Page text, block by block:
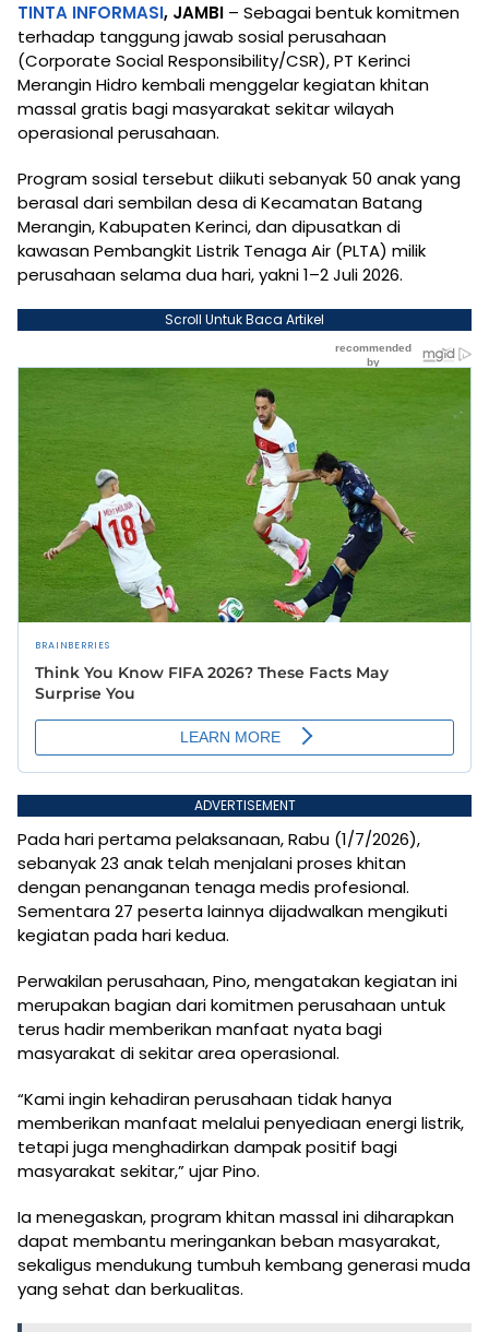
TINTA INFORMASI, JAMBI – Sebagai bentuk komitmen
terhadap tanggung jawab sosial perusahaan
(Corporate Social Responsibility/CSR), PT Kerinci
Merangin Hidro kembali menggelar kegiatan khitan
massal gratis bagi masyarakat sekitar wilayah
operasional perusahaan.
Program sosial tersebut diikuti sebanyak 50 anak yang
berasal dari sembilan desa di Kecamatan Batang
Merangin, Kabupaten Kerinci, dan dipusatkan di
kawasan Pembangkit Listrik Tenaga Air (PLTA) milik
perusahaan selama dua hari, yakni 1–2 Juli 2026.
Scroll Untuk Baca Artikel
ADVERTISEMENT
Pada hari pertama pelaksanaan, Rabu (1/7/2026),
sebanyak 23 anak telah menjalani proses khitan
dengan penanganan tenaga medis profesional.
Sementara 27 peserta lainnya dijadwalkan mengikuti
kegiatan pada hari kedua.
Perwakilan perusahaan, Pino, mengatakan kegiatan ini
merupakan bagian dari komitmen perusahaan untuk
terus hadir memberikan manfaat nyata bagi
masyarakat di sekitar area operasional.
“Kami ingin kehadiran perusahaan tidak hanya
memberikan manfaat melalui penyediaan energi listrik,
tetapi juga menghadirkan dampak positif bagi
masyarakat sekitar,” ujar Pino.
Ia menegaskan, program khitan massal ini diharapkan
dapat membantu meringankan beban masyarakat,
sekaligus mendukung tumbuh kembang generasi muda
yang sehat dan berkualitas.